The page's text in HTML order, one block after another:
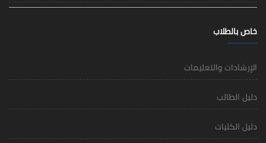
خاص بالطلاب
الإرشادات والتعليمات
دليل الطالب
دليل الكليات